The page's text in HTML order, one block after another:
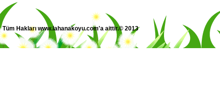
Tüm Hakları www.lahanakoyu.com'a aittir.© 2013